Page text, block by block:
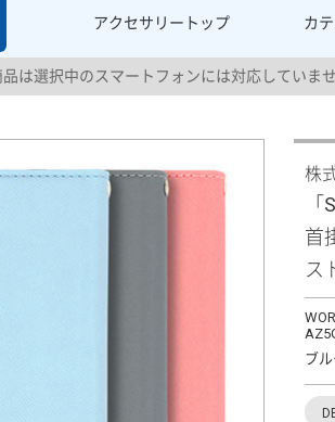
アクセサリー トップ カ
は選択中のスマートフォンには対応していませ
株
首
ス
ブ